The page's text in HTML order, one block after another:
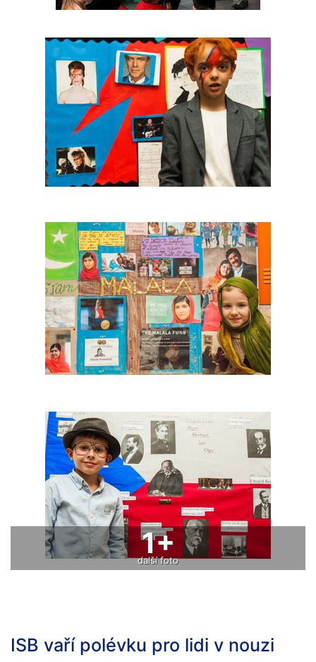
1+
další foto
ISB vaří polévku pro lidi v nouzi